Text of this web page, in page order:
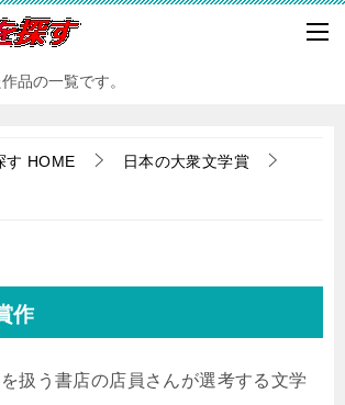
品の一覧です。
す HOME
日本の大衆文学賞
作
扱う書店の店員さんが選考する文学